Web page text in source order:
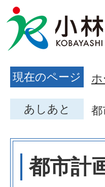
現在のページ
あしあと 都
都市計